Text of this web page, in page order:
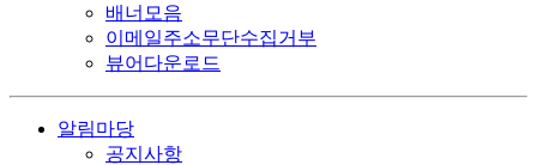
배너모음
이메일주소무단수집거부
뷰어다운로드
알림마당
공지사항